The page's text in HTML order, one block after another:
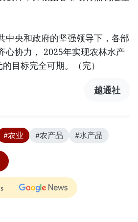
中央和政府的坚强领导下，各部
心协力， 2025年实现农林水产
目标完全可期。（完）
越通社
#农业 #农产品 #水产品